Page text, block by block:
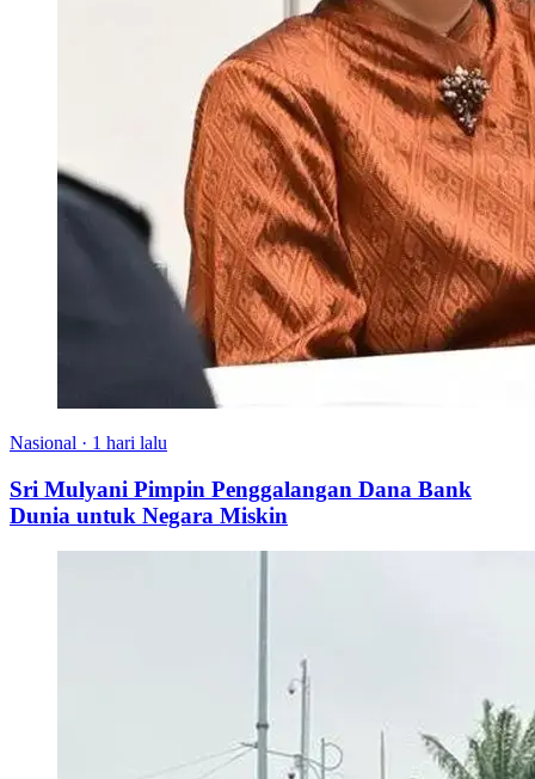
Nasional · 1 hari lalu
Sri Mulyani Pimpin Penggalangan Dana Bank
Dunia untuk Negara Miskin